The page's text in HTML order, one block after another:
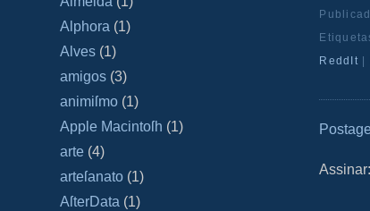
Alphora (1)
Alves (1)
amigos (3)
animiſmo (1)
Apple Macintoſh (1)
arte (4)
arteſanato (1)
AſterData (1)
ReddIt|
Assinar: